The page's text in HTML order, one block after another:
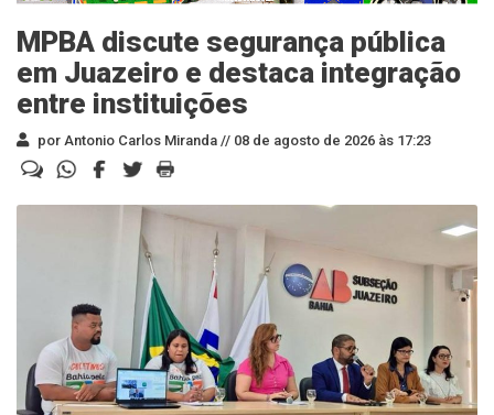
MPBA discute segurança pública
em Juazeiro e destaca integração
entre instituições
por Antonio Carlos Miranda // 08 de agosto de 2026 às 17:23